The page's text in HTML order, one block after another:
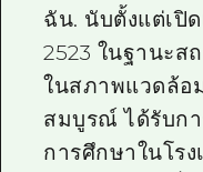
ฉัน. นับตั้งแต่เปิ
2523 ในฐานะส
ในสภาพแวดล้อ
สมบูรณ์ ได้รับก
การศึกษาในโร